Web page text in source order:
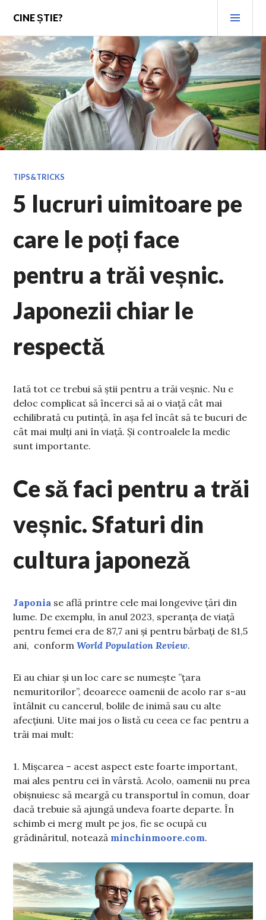
content
CINE ȘTIE?
TIPS&TRICKS
5 lucruri uimitoare pe
care le poți face
pentru a trăi veșnic.
Japonezii chiar le
respectă
Iată tot ce trebui să știi pentru a trăi veșnic. Nu e
deloc complicat să încerci să ai o viață cât mai
echilibrată cu putință, în așa fel încât să te bucuri de
cât mai mulți ani în viață. Și controalele la medic
sunt importante.
Ce să faci pentru a trăi
veșnic. Sfaturi din
cultura japoneză
Japonia se află printre cele mai longevive țări din
lume. De exemplu, în anul 2023, speranța de viață
pentru femei era de 87,7 ani și pentru bărbați de 81,5
ani, conformWorld Population Review.
Ei au chiar și un loc care se numește ”țara
nemuritorilor”, deoarece oamenii de acolo rar s-au
întâlnit cu cancerul, bolile de inimă sau cu alte
afecțiuni. Uite mai jos o listă cu ceea ce fac pentru a
trăi mai mult:
1. Mișcarea – acest aspect este foarte important,
mai ales pentru cei în vârstă. Acolo, oamenii nu prea
obișnuiesc să meargă cu transportul în comun, doar
dacă trebuie să ajungă undeva foarte departe. În
schimb ei merg mult pe jos, fie se ocupă cu
grădinăritul, notează minchinmoore.com.